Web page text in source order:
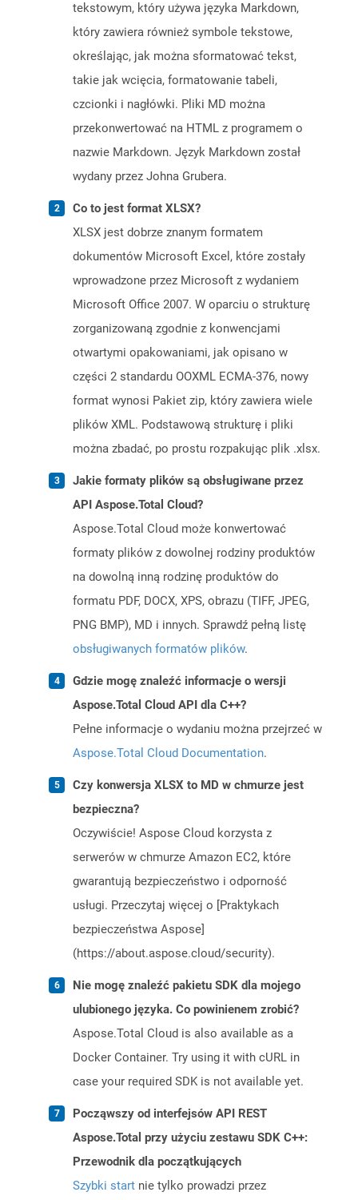
tekstowym, który używa języka Markdown,
który zawiera również symbole tekstowe,
określając, jak można sformatować tekst,
takie jak wcięcia, formatowanie tabeli,
czcionki i nagłówki. Pliki MD można
przekonwertować na HTML z programem o
nazwie Markdown. Język Markdown został
wydany przez Johna Grubera.
Co to jest format XLSX?
XLSX jest dobrze znanym formatem
dokumentów Microsoft Excel, które zostały
wprowadzone przez Microsoft z wydaniem
Microsoft Office 2007. W oparciu o strukturę
zorganizowaną zgodnie z konwencjami
otwartymi opakowaniami, jak opisano w
części 2 standardu OOXML ECMA-376, nowy
format wynosi Pakiet zip, który zawiera wiele
plików XML. Podstawową strukturę i pliki
można zbadać, po prostu rozpakując plik .xlsx.
Jakie formaty plików są obsługiwane przez
API Aspose.Total Cloud?
Aspose.Total Cloud może konwertować
formaty plików z dowolnej rodziny produktów
na dowolną inną rodzinę produktów do
formatu PDF, DOCX, XPS, obrazu (TIFF, JPEG,
PNG BMP), MD i innych. Sprawdź pełną listę
obsługiwanych formatów plików.
Gdzie mogę znaleźć informacje o wersji
Aspose.Total Cloud API dla C++?
Pełne informacje o wydaniu można przejrzeć w
Aspose.Total Cloud Documentation.
Czy konwersja XLSX to MD w chmurze jest
bezpieczna?
Oczywiście! Aspose Cloud korzysta z
serwerów w chmurze Amazon EC2, które
gwarantują bezpieczeństwo i odporność
usługi. Przeczytaj więcej o [Praktykach
bezpieczeństwa Aspose]
(https://about.aspose.cloud/security).
Nie mogę znaleźć pakietu SDK dla mojego
ulubionego języka. Co powinienem zrobić?
Aspose.Total Cloud is also available as a
Docker Container. Try using it with cURL in
case your required SDK is not available yet.
Począwszy od interfejsów API REST
Aspose.Total przy użyciu zestawu SDK C++:
Przewodnik dla początkujących
Szybki start nie tylko prowadzi przez